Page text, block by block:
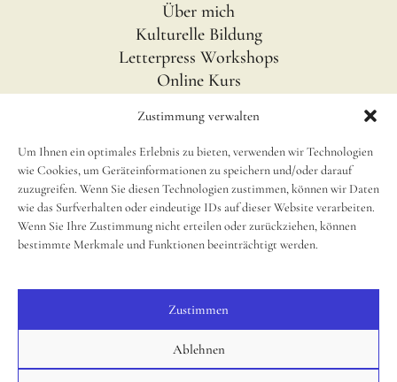
Zustimmung verwalten
Um Ihnen ein optimales Erlebnis zu bieten, verwenden wir Technologien
wie Cookies, um Geräteinformationen zu speichern und/oder darauf
zuzugreifen. Wenn Sie diesen Technologien zustimmen, können wir Daten
wie das Surfverhalten oder eindeutige IDs auf dieser Website verarbeiten.
Wenn Sie Ihre Zustimmung nicht erteilen oder zurückziehen, können
bestimmte Merkmale und Funktionen beeinträchtigt werden.
Zustimmen
Ablehnen
Über mich
Kulturelle Bildung
Letterpress Workshops
Online Kurs
INFOS
Impressum
Disclaimer
newsletter
Cookie Richtlinie (EU)
SOCIAL
Instagram